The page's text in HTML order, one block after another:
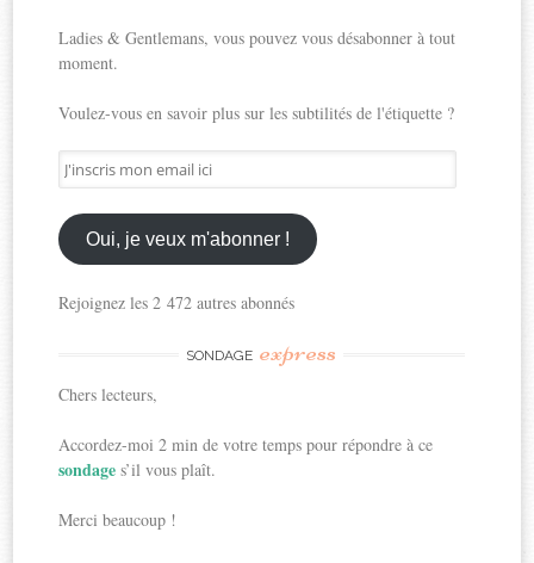
Ladies & Gentlemans, vous pouvez vous désabonner à tout
moment.
Voulez-vous en savoir plus sur les subtilités de l'étiquette ?
J'inscris
mon
email
ici
Oui, je veux m'abonner !
Rejoignez les 2 472 autres abonnés
SONDAGE express
Chers lecteurs,
Accordez-moi 2 min de votre temps pour répondre à ce
sondages’il vous plaît.
Merci beaucoup !